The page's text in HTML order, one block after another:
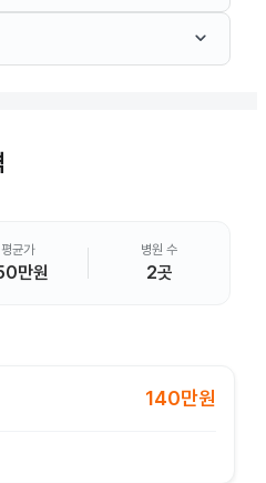
keyboard_arrow_down
평균가
만원
병원 수
2곳
140만원